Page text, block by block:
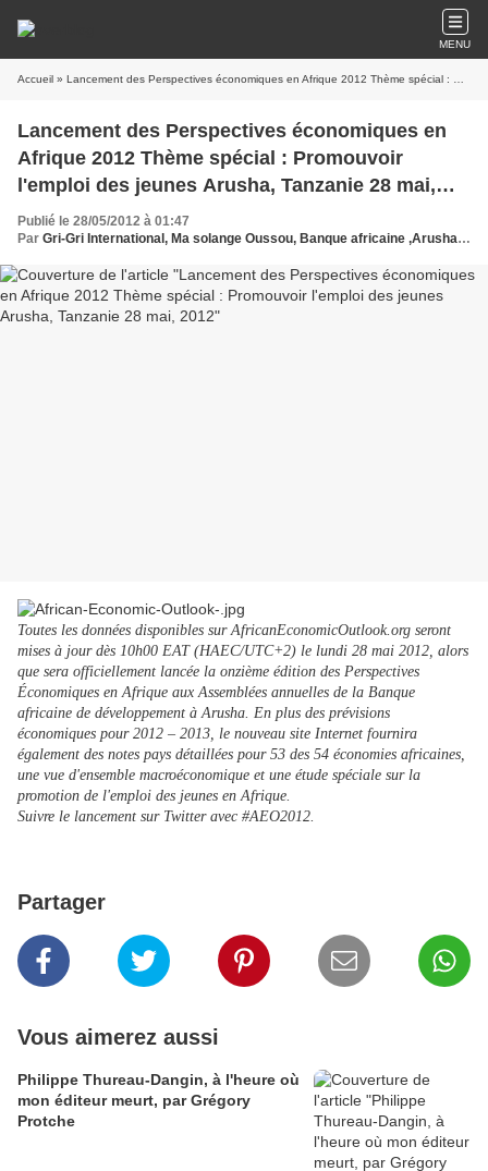
MENU
Accueil » Lancement des Perspectives économiques en Afrique 2012 Thème spécial : Promouvoir l'emploi des jeunes Arusha, Tanzanie 28 mai, 2012
Lancement des Perspectives économiques en
Afrique 2012 Thème spécial : Promouvoir
l'emploi des jeunes Arusha, Tanzanie 28 mai,
2012
Publié le 28/05/2012 à 01:47
Par Gri-Gri International, Ma solange Oussou, Banque africaine ,Arusha, Tanzania
Toutes les données disponibles sur AfricanEconomicOutlook.org seront
mises à jour dès 10h00 EAT (HAEC/UTC+2) le lundi 28 mai 2012, alors
que sera officiellement lancée la onzième édition des Perspectives
Économiques en Afrique aux Assemblées annuelles de la Banque
africaine de développement à Arusha. En plus des prévisions
économiques pour 2012 – 2013, le nouveau site Internet fournira
également des notes pays détaillées pour 53 des 54 économies africaines,
une vue d'ensemble macroéconomique et une étude spéciale sur la
promotion de l'emploi des jeunes en Afrique.
Suivre le lancement sur Twitter avec #AEO2012.
Partager
Vous aimerez aussi
Philippe Thureau-Dangin, à l'heure où
mon éditeur meurt, par Grégory
Protche